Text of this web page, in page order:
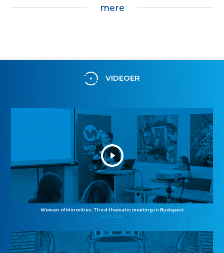
mere
VIDEOER
Women of Minorities: Third thematic meeting in Budapest
04.12.2025